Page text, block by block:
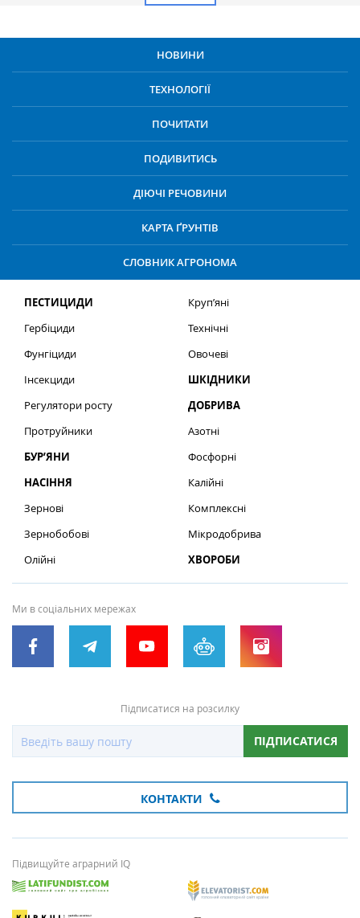
НОВИНИ
ТЕХНОЛОГІЇ
ПОЧИТАТИ
ПОДИВИТИСЬ
ДІЮЧІ РЕЧОВИНИ
КАРТА ҐРУНТІВ
СЛОВНИК АГРОНОМА
ПЕСТИЦИДИ
Гербіциди
Фунгіциди
Інсекциди
Регулятори росту
Протруйники
БУР’ЯНИ
НАСІННЯ
Зернові
Зернобобові
Олійні
Круп’яні
Технічні
Овочеві
ШКІДНИКИ
ДОБРИВА
Азотні
Фосфорні
Калійні
Комплексні
Мікродобрива
ХВОРОБИ
Ми в соціальних мережах
Підписатися на розсилку
ПІДПИСАТИСЯ
КОНТАКТИ
Підвищуйте аграрний IQ